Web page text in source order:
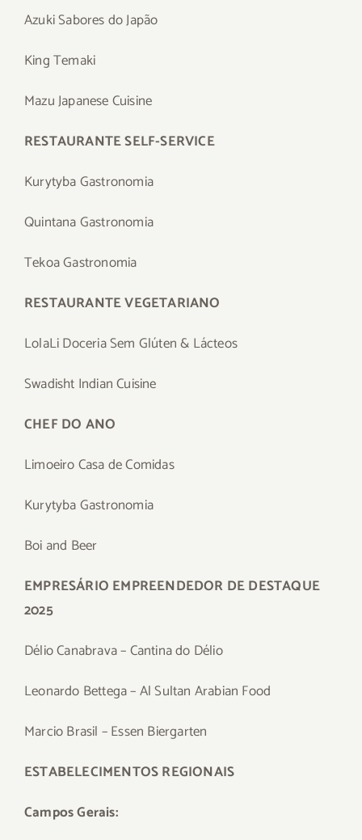
Azuki Sabores do Japão
King Temaki
Mazu Japanese Cuisine
RESTAURANTE SELF-SERVICE
Kurytyba Gastronomia
Quintana Gastronomia
Tekoa Gastronomia
RESTAURANTE VEGETARIANO
LolaLi Doceria Sem Glúten & Lácteos
Swadisht Indian Cuisine
CHEF DO ANO
Limoeiro Casa de Comidas
Kurytyba Gastronomia
Boi and Beer
EMPRESÁRIO EMPREENDEDOR DE DESTAQUE
2025
Délio Canabrava – Cantina do Délio
Leonardo Bettega – Al Sultan Arabian Food
Marcio Brasil – Essen Biergarten
ESTABELECIMENTOS REGIONAIS
Campos Gerais: